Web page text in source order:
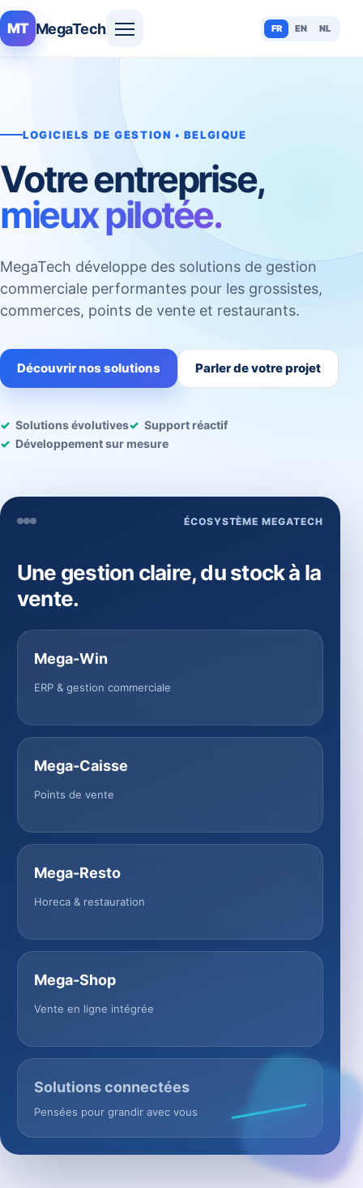
MT MegaTech FR EN NL
LOGICIELS DE GESTION • BELGIQUE
Votre entreprise,
mieux pilotée.
MegaTech développe des solutions de gestion
commerciale performantes pour les grossistes,
commerces, points de vente et restaurants.
Découvrir nos solutions Parler de votre projet
Solutions évolutives
Support réactif
Développement sur mesure
ÉCOSYSTÈME MEGATECH
Une gestion claire, du stock à la
vente.
Mega-Win
ERP & gestion commerciale
Mega-Caisse
Points de vente
Mega-Resto
Horeca & restauration
Mega-Shop
Vente en ligne intégrée
Solutions connectées
Pensées pour grandir avec vous